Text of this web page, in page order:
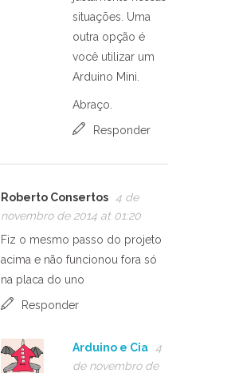
situações. Uma
outra opção é
você utilizar um
Arduino Mini.
Abraço.
Responder
Roberto Consertos
4 de
novembro de 2014 at 01:20
Fiz o mesmo passo do projeto
acima e não funcionou fora só
na placa do uno
Responder
Arduino e Cia
4
de novembro de